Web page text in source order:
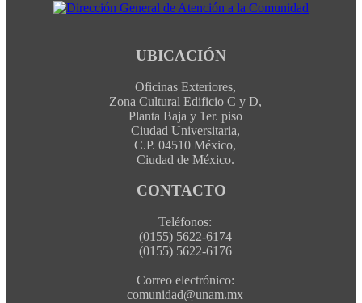
UBICACIÓN
Oficinas Exteriores,
Zona Cultural Edificio C y D,
Planta Baja y 1er. piso
Ciudad Universitaria,
C.P. 04510 México,
Ciudad de México.
CONTACTO
Teléfonos:
(0155) 5622-6174
(0155) 5622-6176
Correo electrónico:
comunidad@unam.mx